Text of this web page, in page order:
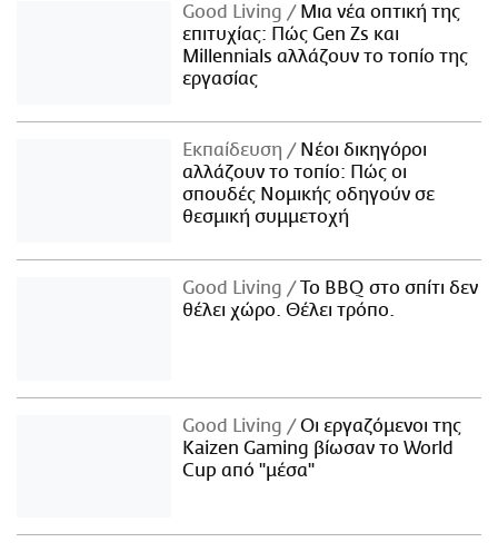
Good Living
Μια νέα οπτική της
επιτυχίας: Πώς Gen Zs και
Millennials αλλάζουν το τοπίο της
εργασίας
Εκπαίδευση
Νέοι δικηγόροι
αλλάζουν το τοπίο: Πώς οι
σπουδές Νομικής οδηγούν σε
θεσμική συμμετοχή
Good Living
Το BBQ στο σπίτι δεν
θέλει χώρο. Θέλει τρόπο.
Good Living
Οι εργαζόμενοι της
Kaizen Gaming βίωσαν το World
Cup από "μέσα"